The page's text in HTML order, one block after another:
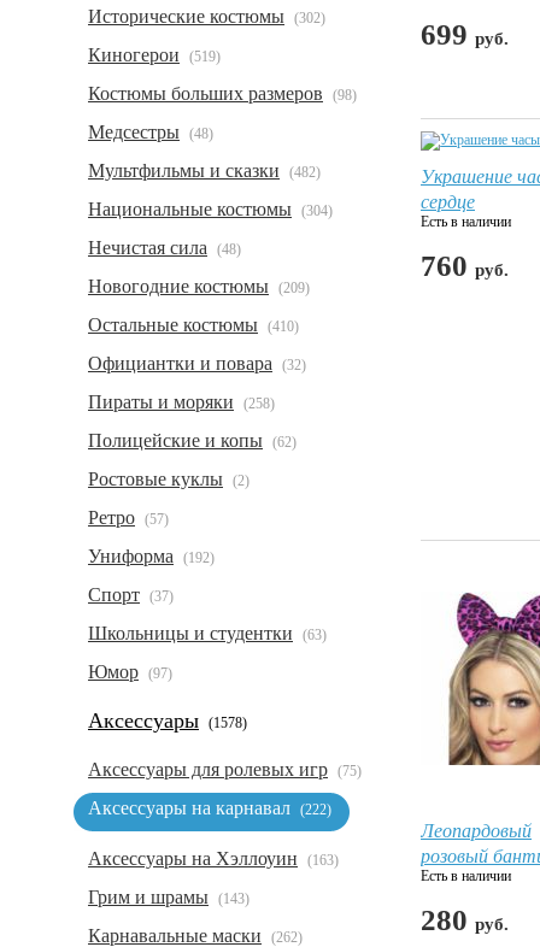
Исторические костюмы (302)
Киногерои (519)
Костюмы больших размеров (98)
Медсестры (48)
Мультфильмы и сказки (482)
Национальные костюмы (304)
Нечистая сила (48)
Новогодние костюмы (209)
Остальные костюмы (410)
Официантки и повара (32)
Пираты и моряки (258)
Полицейские и копы (62)
Ростовые куклы (2)
Ретро (57)
Униформа (192)
Спорт (37)
Школьницы и студентки (63)
Юмор (97)
Аксессуары (1578)
Аксессуары для ролевых игр (75)
Аксессуары на карнавал (222)
Аксессуары на Хэллоуин (163)
Грим и шрамы (143)
Карнавальные маски (262)
699 руб.
Украшение
сердце
Есть в наличии
760 руб.
Леопардовый
розовый
Есть в наличии
280 руб.